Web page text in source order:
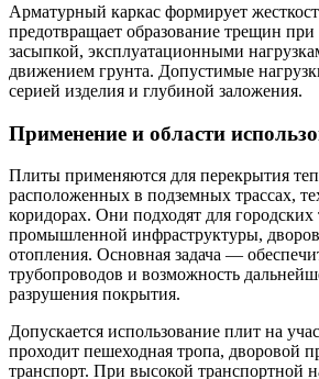
Арматурный каркас формирует
предотвращает образование трещин при
засыпкой, эксплуатационными
движением грунта. Допустимые
серией изделия и глубиной заложения.
Применение и области
Плиты применяются для перекрытия
расположенных в подземных трассах,
коридорах. Они подходят для городских
промышленной инфраструктуры,
отопления. Основная задача —
трубопроводов и возможность
разрушения покрытия.
Допускается использование плит на
проходит пешеходная тропа, дворовой
транспорт. При высокой транспортной